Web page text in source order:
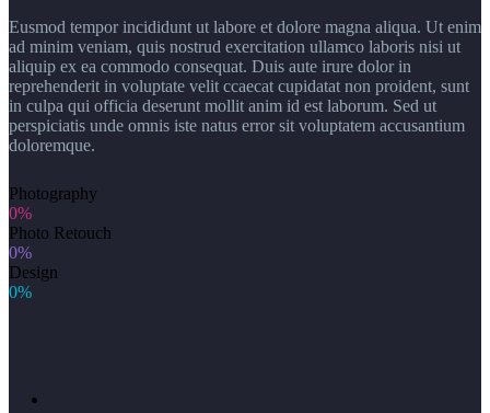
Eusmod tempor incididunt ut labore et dolore magna aliqua. Ut enim
ad minim veniam, quis nostrud exercitation ullamco laboris nisi ut
aliquip ex ea commodo consequat. Duis aute irure dolor in
reprehenderit in voluptate velit ccaecat cupidatat non proident, sunt
in culpa qui officia deserunt mollit anim id est laborum. Sed ut
perspiciatis unde omnis iste natus error sit voluptatem accusantium
doloremque.
Photography
0%
Photo Retouch
0%
Design
0%